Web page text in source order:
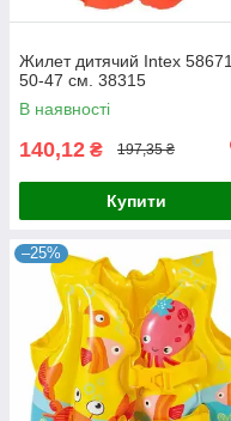
Жилет дитячий Intex 58671,
50-47 см. 38315
В наявності
140,12 ₴ 197,35 ₴
Купити
–25%